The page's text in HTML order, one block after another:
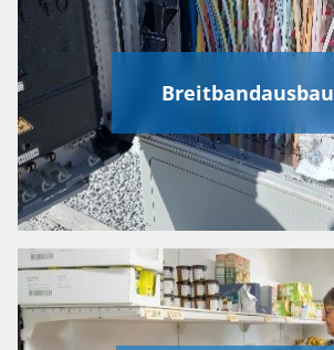
Breitbandausbau